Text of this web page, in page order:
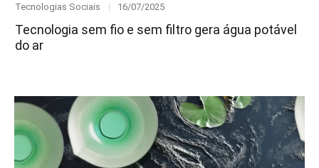
Category
Tecnologias Sociais
Posted
16/07/2025
Tecnologia sem fio e sem filtro gera água potável
do ar